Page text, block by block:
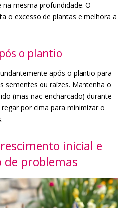
mesma profundidade. O
o excesso de plantas e melhora a
o plantio
após o plantio para
sementes ou raízes. Mantenha o
(mas não encharcado) durante
por cima para minimizar o
inicial e
de problemas